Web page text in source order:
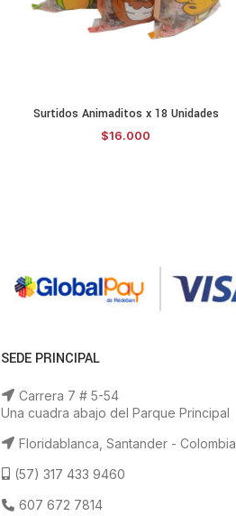
ADD TO CART
Surtidos Animaditos x 18 Unidades
$16.000
SEDE PRINCIPAL
Carrera 7 # 5-54
Una cuadra abajo del Parque Principal
Floridablanca, Santander - Colombia
(57) 317 433 9460
607 672 7814